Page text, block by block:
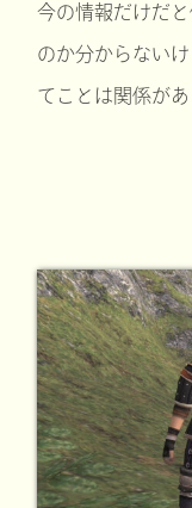
今の情報だけだ
のか分からない
てことは関係があ